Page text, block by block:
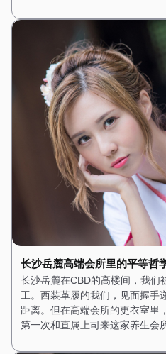
长沙岳麓高端会所里的平等哲
长沙岳麓在CBD的高楼间，我们
工。西装革履的我们，见面握手
距离。但在高端会所的更衣室里
第一次和直属上司来这家养生会